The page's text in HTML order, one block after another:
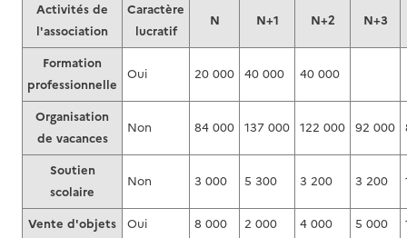
Activités de
l'association
Caractère
lucratif
N N+1 N+2 N+3
Formation
professionnelle
Oui 20 000 40 000 40 000
Organisation
de vacances
Non 84 000 137 000 122 000 92 000
Soutien
scolaire
Non 3 000 5 300 3 200 3 200
Vente d'objets Oui 8 000 2 000 4 000 5 000